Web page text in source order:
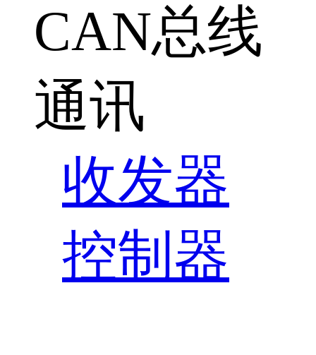
CAN总线
通讯
收发器
控制器